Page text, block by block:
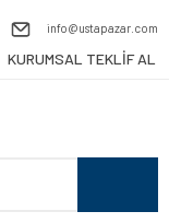
info@ustapazar.com
KURUMSAL TEKLİF AL